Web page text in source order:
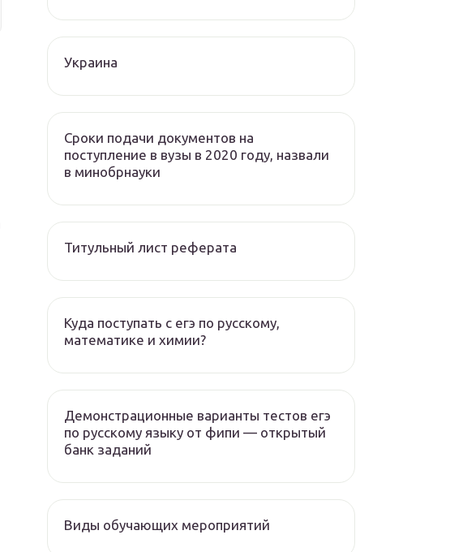
Украина
Сроки подачи документов на
поступление в вузы в 2020 году, назвали
в минобрнауки
Титульный лист реферата
Куда поступать с егэ по русскому,
математике и химии?
Демонстрационные варианты тестов егэ
по русскому языку от фипи — открытый
банк заданий
Виды обучающих мероприятий